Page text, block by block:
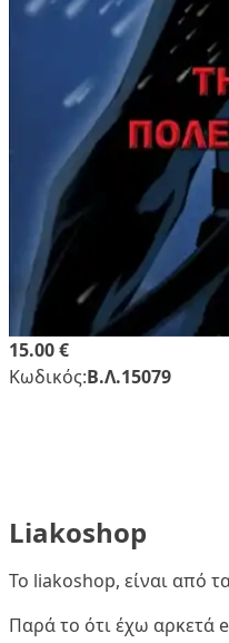
15.00 €
Κωδικός:Β.Λ.15079
Liakoshop
Το liakoshop, είναι από
Παρά το ότι έχω αρκετά